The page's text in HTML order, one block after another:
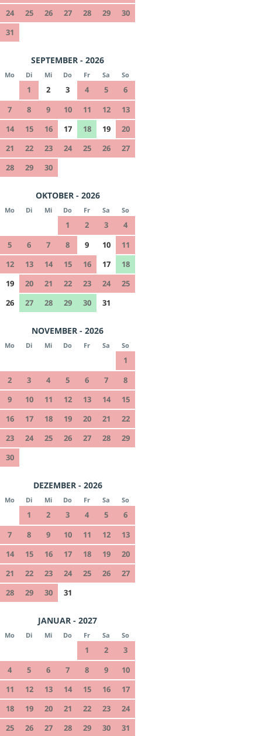
24
25 26 27 28 29
30
31
SEPTEMBER - 2026
Mo Di Mi Do Fr Sa So
1 2 3 4 5
6
7
8 9 10 11 12
13
14
15 16 17 18 19
20
21
22 23 24 25 26
27
28
29 30
OKTOBER - 2026
Mo Di Mi Do Fr Sa So
1 2 3
4
5
6 7 8 9 10
11
12
13 14 15 16 17
18
19
20 21 22 23 24
25
26
27 28 29 30 31
NOVEMBER - 2026
Mo Di Mi Do Fr Sa So
1
2
3 4 5 6 7
8
9
10 11 12 13 14
15
16
17 18 19 20 21
22
23
24 25 26 27 28
29
30
DEZEMBER - 2026
Mo Di Mi Do Fr Sa So
1 2 3 4 5
6
7
8 9 10 11 12
13
14
15 16 17 18 19
20
21
22 23 24 25 26
27
28
29 30 31
JANUAR - 2027
Mo Di Mi Do Fr Sa So
1 2
3
4
5 6 7 8 9
10
11
12 13 14 15 16
17
18
19 20 21 22 23
24
25
26 27 28 29 30 31